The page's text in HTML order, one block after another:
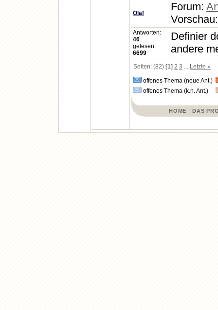
Olaf
Forum:
Antworten:
46
gelesen:
6699
Definier
andere
Seiten: (82) [1] 2 3 ... Letzte »
offenes Thema (neue Ant.)
offenes Thema (k.n. Ant.)
HOME | DAS